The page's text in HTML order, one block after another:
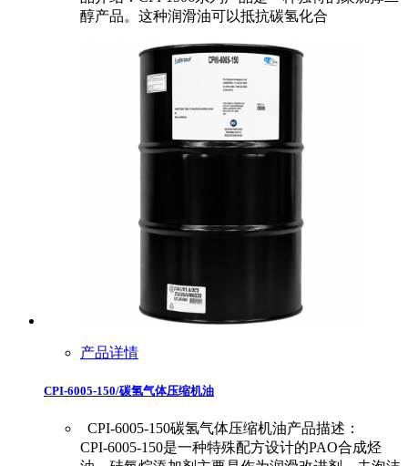
醇产品。这种润滑油可以抵抗碳氢化合
产品详情
CPI-6005-150/碳氢气体压缩机油
CPI-6005-150碳氢气体压缩机油产品描述：
CPI-6005-150是一种特殊配方设计的PAO合成烃